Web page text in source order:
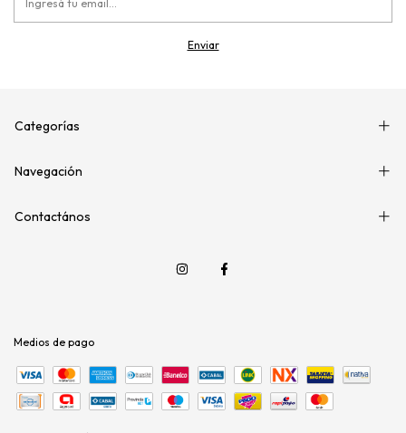
Categorías
Navegación
Contactános
Medios de pago